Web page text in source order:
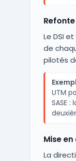
Le DSI
de
pilotés
UTM
SASE
Mise
La